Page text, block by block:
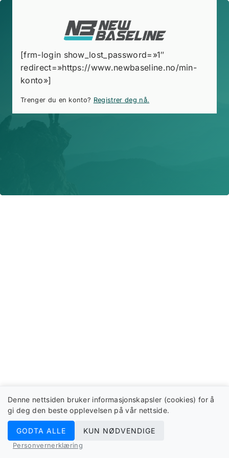
[frm-login show_lost_password=»1″
redirect=»https://www.newbaseline.no/min-
konto»]
Trenger du en konto? Registrer deg nå.
Denne nettsiden bruker informasjonskapsler (cookies) for å
gi deg den beste opplevelsen på vår nettside.
GODTA ALLE KUN NØDVENDIGE
Personvernerklæring